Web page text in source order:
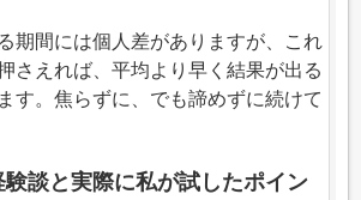
期間には個人差がありますが、これ
さえれば、平均より早く結果が出る
す。焦らずに、でも諦めずに続けて
談と実際に私が試したポイン